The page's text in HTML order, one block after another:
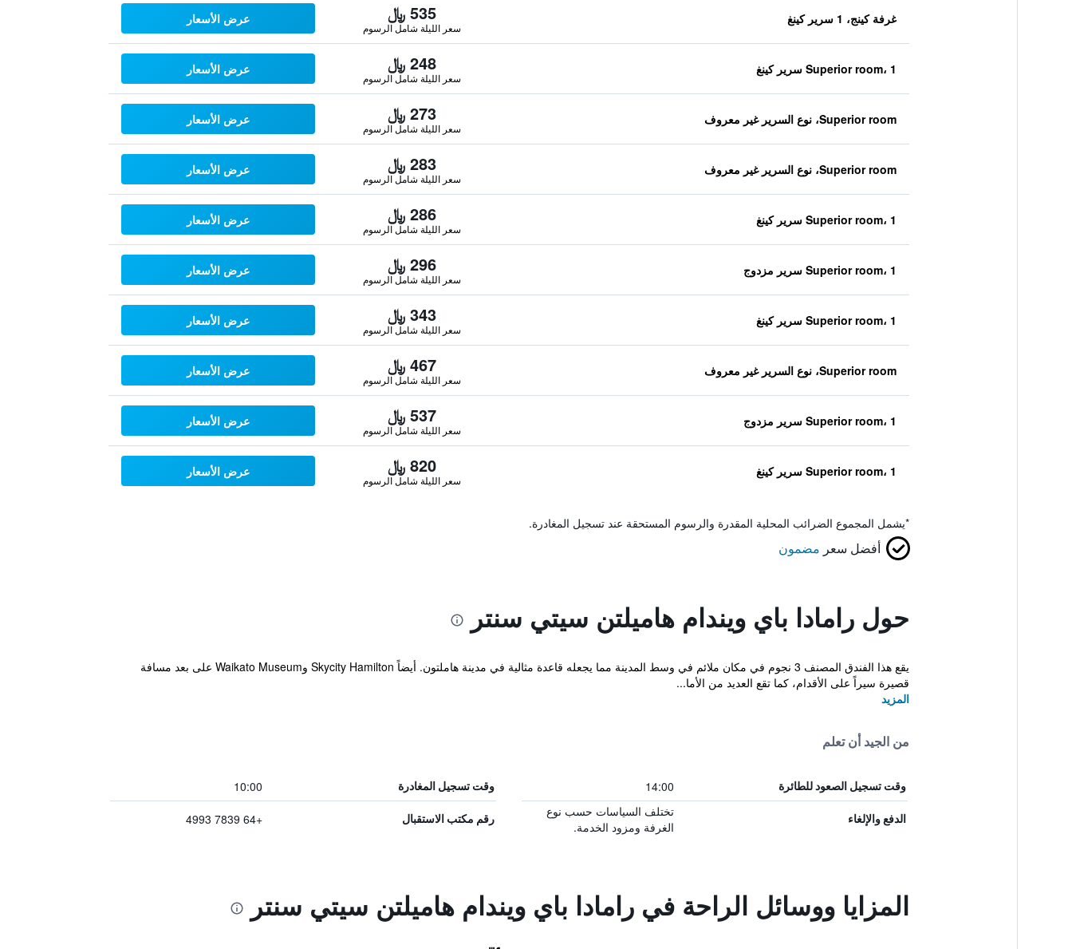
غرفة كينج، 1 سرير كينغ 535 ﷼
سعر الليلة شامل الرسوم
عرض الأسعار
Superior room، 1 سرير كينغ 248 ﷼
سعر الليلة شامل الرسوم
عرض الأسعار
Superior room، نوع السرير غير معروف 273 ﷼
سعر الليلة شامل الرسوم
عرض الأسعار
Superior room، نوع السرير غير معروف 283 ﷼
سعر الليلة شامل الرسوم
عرض الأسعار
Superior room، 1 سرير كينغ 286 ﷼
سعر الليلة شامل الرسوم
عرض الأسعار
Superior room، 1 سرير مزدوج 296 ﷼
سعر الليلة شامل الرسوم
عرض الأسعار
Superior room، 1 سرير كينغ 343 ﷼
سعر الليلة شامل الرسوم
عرض الأسعار
Superior room، نوع السرير غير معروف 467 ﷼
سعر الليلة شامل الرسوم
عرض الأسعار
Superior room، 1 سرير مزدوج 537 ﷼
سعر الليلة شامل الرسوم
عرض الأسعار
Superior room، 1 سرير كينغ 820 ﷼
سعر الليلة شامل الرسوم
عرض الأسعار
*يشمل المجموع الضرائب المحلية المقدرة والرسوم المستحقة عند تسجيل المغادرة.
أفضل سعر مضمون
حول رامادا باي ويندام هاميلتن سيتي سنتر
يقع هذا الفندق المصنف 3 نجوم في مكان ملائم في وسط المدينة مما يجعله قاعدة مثالية في مدينة هاملتون. أيضاً Skycity Hamilton وWaikato Museum على بعد مسافة
قصيرة سيراً على الأقدام، كما تقع العديد من الأما...
المزيد
من الجيد أن تعلم
وقت تسجيل الصعود للطائرة 14:00 وقت تسجيل المغادرة 10:00
الدفع والإلغاء
تختلف السياسات حسب نوع
الغرفة ومزود الخدمة.
رقم مكتب الاستقبال +64 7839 4993
المزايا ووسائل الراحة في رامادا باي ويندام هاميلتن سيتي سنتر